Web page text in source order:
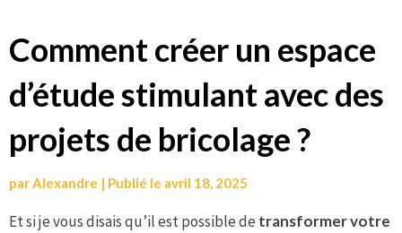
Aller
au
contenu
Comment créer un espace
d’étude stimulant avec des
projets de bricolage ?
parAlexandre | Publié le avril 18, 2025
Et si je vous disais qu’il est possible de transformer votre